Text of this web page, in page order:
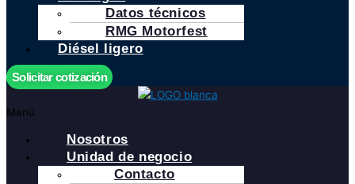
Datos técnicos
RMG Motorfest
Diésel ligero
Solicitar cotización
Menú
Nosotros
Unidad de negocio
Contacto